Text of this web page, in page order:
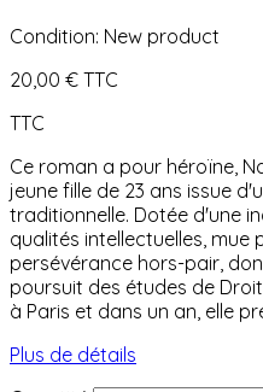
Condition: New product
20,00 € TTC
TTC
Ce roman a pour héroïne,
jeune fille de 23 ans issue
traditionnelle. Dotée d'une
qualités intellectuelles, mue
persévérance hors-pair,
poursuit des études de
à Paris et dans un an, elle
Plus de détails